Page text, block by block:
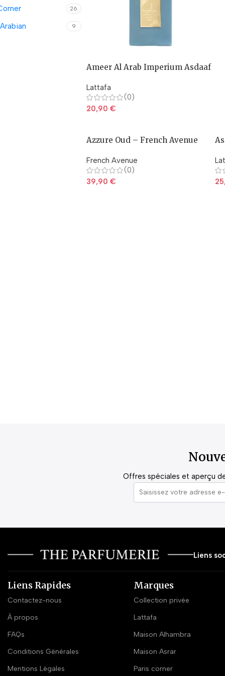
26
9
Ameer Al Arab Imperium Asdaaf
Lattafa
(0)
20,90 €
Azzure Oud – French Avenue
French Avenue
(0)
39,90 €
Offres spéciales et aperçu
Liens
Liens Rapides
Contactez-nous
À propos
FAQs
Conditions Générales
Mentions Légales
Marques
Collection privée
Lattafa
Maison Alhambra
Maison Asrar
Paris corner